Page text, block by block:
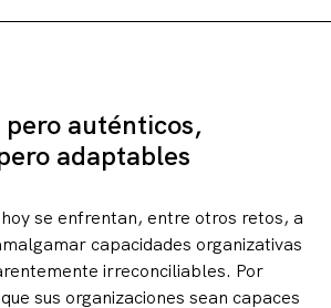
auténticos,
adaptables
se enfrentan, entre otros retos, a
capacidades organizativas
irreconciliables. Por
sus organizaciones sean capaces